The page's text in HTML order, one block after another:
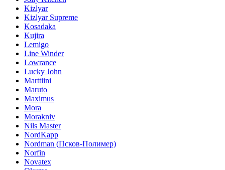
Kizlyar
Kizlyar Supreme
Kosadaka
Kujira
Lemigo
Line Winder
Lowrance
Lucky John
Marttiini
Maruto
Maximus
Mora
Morakniv
Nils Master
NordKapp
Nordman (Псков-Полимер)
Norfin
Novatex